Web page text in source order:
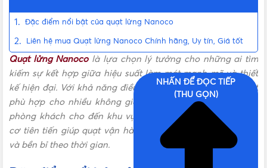
Đặc điểm nổi bật của quạt lửng Nanoco
Liên hệ mua Quạt lửng Nanoco Chính hãng, Uy tín, Giá tốt
Quạt lửng Nanocolà lựa chọn lý tưởng cho những ai tìm
kiếm sự kết hợp giữa hiệu suất làm mát mạnh mẽ và thiết
kế hiện đại. Với khả năng điều chỉnh độ cao linh hoạt, quạt
phù hợp cho nhiều không gian khác nhau, từ phòng ngủ,
phòng khách cho đến khu vực làm việc. Công nghệ động
cơ tiên tiến giúp quạt vận hành êm ái, tiết kiệm điện năng
và bền bỉ theo thời gian.
NHẤN ĐỂ ĐỌC TIẾP
(THU GỌN)